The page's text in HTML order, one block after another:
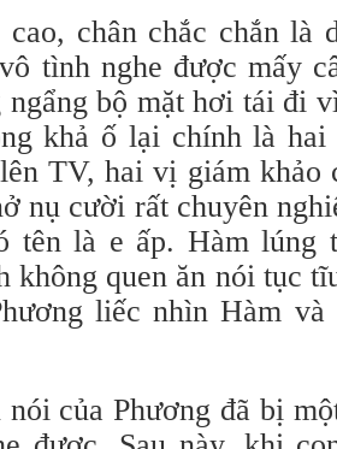
chân chắc chắn là
tình nghe được mấy
ngẩng bộ mặt hơi tái đi
khả ố lại chính là
TV, hai vị giám khảo
nụ cười rất chuyên
tên là e ấp. Hàm lúng
không quen ăn nói tục
liếc nhìn Hàm
nói của Phương đã bị